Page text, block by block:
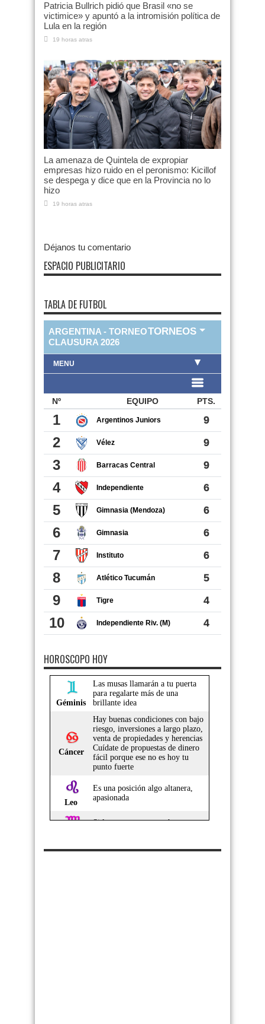
Patricia Bullrich pidió que Brasil «no se
victimice» y apuntó a la intromisión política de
Lula en la región
19 horas atras
La amenaza de Quintela de expropiar
empresas hizo ruido en el peronismo: Kicillof
se despega y dice que en la Provincia no lo
hizo
19 horas atras
Déjanos tu comentario
ESPACIO PUBLICITARIO
TABLA DE FUTBOL
HOROSCOPO HOY